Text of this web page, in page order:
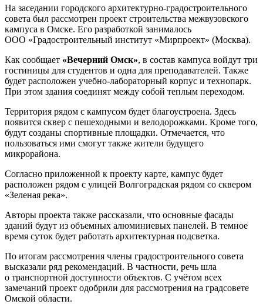
На заседании городского архитектурно-градостроительного
совета был рассмотрен проект строительства межвузовского
кампуса в Омске. Его разработкой занималось
ООО «Градостроительный институт «Мирпроект» (Москва).
Как сообщает «Вечерний Омск», в состав кампуса войдут три
гостиницы для студентов и одна для преподавателей. Также
будет расположен учебно-лабораторный корпус и технопарк.
При этом здания соединят между собой теплым переходом.
Территория рядом с кампусом будет благоустроена. Здесь
появится сквер с пешеходными и велодорожками. Кроме того,
будут созданы спортивные площадки. Отмечается, что
пользоваться ими смогут также жители будущего
микрорайона.
Согласно приложенной к проекту карте, кампус будет
расположен рядом с улицей Волгоградская рядом со сквером
«Зеленая река».
Авторы проекта также рассказали, что основные фасады
зданий будут из объемных алюминиевых панелей. В темное
время суток будет работать архитектурная подсветка.
По итогам рассмотрения члены градостроительного совета
высказали ряд рекомендаций. В частности, речь шла
о транспортной доступности объектов. С учётом всех
замечаний проект одобрили для рассмотрения на градсовете
Омской области.